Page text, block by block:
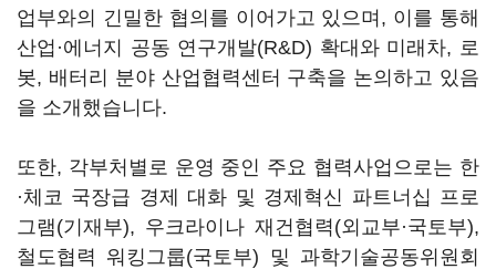
업부와의 긴밀한 협의를 이어가고 있으며, 이를 통해
산업·에너지 공동 연구개발(R&D) 확대와 미래차, 로
봇, 배터리 분야 산업협력센터 구축을 논의하고 있음
을 소개했습니다.
또한, 각부처별로 운영 중인 주요 협력사업으로는 한
·체코 국장급 경제 대화 및 경제혁신 파트너십 프로
그램(기재부), 우크라이나 재건협력(외교부·국토부),
철도협력 워킹그룹(국토부) 및 과학기술공동위원회